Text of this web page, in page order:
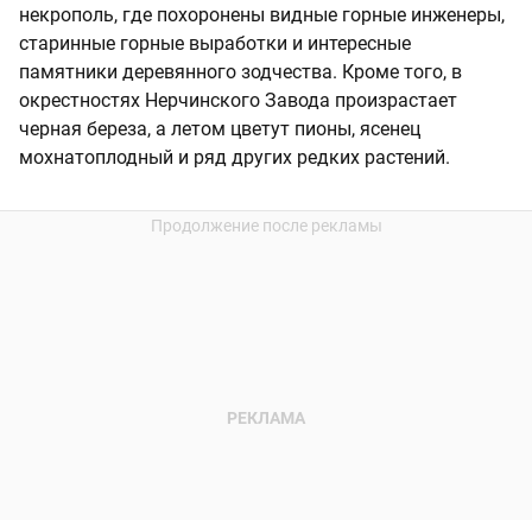
некрополь, где похоронены видные горные инженеры,
старинные горные выработки и интересные
памятники деревянного зодчества. Кроме того, в
окрестностях Нерчинского Завода произрастает
черная береза, а летом цветут пионы, ясенец
мохнатоплодный и ряд других редких растений.